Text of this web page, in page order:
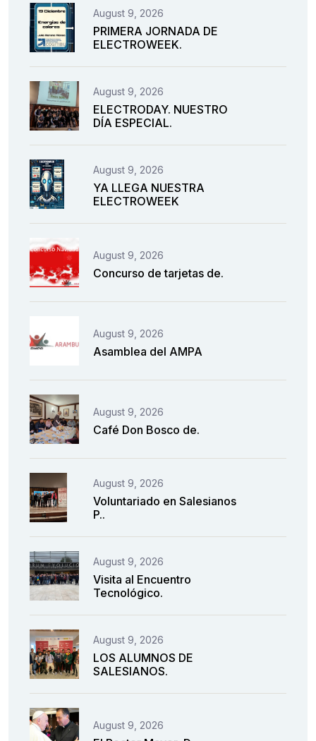
August 9, 2026
PRIMERA JORNADA DE
ELECTROWEEK.
August 9, 2026
ELECTRODAY. NUESTRO
DÍA ESPECIAL.
August 9, 2026
YA LLEGA NUESTRA
ELECTROWEEK
August 9, 2026
Concurso de tarjetas de.
August 9, 2026
Asamblea del AMPA
August 9, 2026
Café Don Bosco de.
August 9, 2026
Voluntariado en Salesianos
P..
August 9, 2026
Visita al Encuentro
Tecnológico.
August 9, 2026
LOS ALUMNOS DE
SALESIANOS.
August 9, 2026